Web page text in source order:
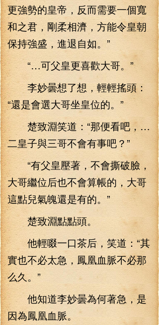
更強勢的皇帝，反而需要一個寬
和之君，剛柔相濟，方能令皇朝
保持強盛，進退自如。”
“…可父皇更喜歡大哥。”
李妙曇想了想，輕輕搖頭：
“還是會選大哥坐皇位的。”
楚致淵笑道：“那便看吧，…
二皇子與三哥不會有事吧？”
“有父皇壓著，不會撕破臉，
大哥繼位后也不會算帳的，大哥
這點兒氣魄還是有的。”
楚致淵點點頭。
他輕啜一口茶后，笑道：“其
實也不必太急，鳳凰血脈不必那
么久。”
他知道李妙曇為何著急，是
因為鳳凰血脈。